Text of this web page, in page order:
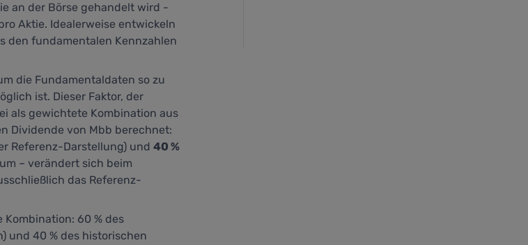
an der Börse gehandelt wird -
Aktie. Idealerweise entwickeln
den fundamentalen Kennzahlen
die Fundamentaldaten so zu
ist. Dieser Faktor, der
als gewichtete Kombination aus
Dividende von Mbb berechnet:
Referenz-Darstellung) und 40 %
– verändert sich beim
das Referenz-
60 % des
und 40 % des historischen